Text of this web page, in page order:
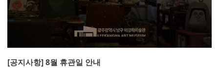
[공지사항] 8월 휴관일 안내